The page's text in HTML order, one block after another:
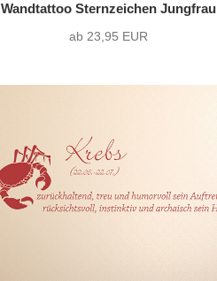
Wandtattoo Sternzeichen Jungfrau
ab 23,95 EUR